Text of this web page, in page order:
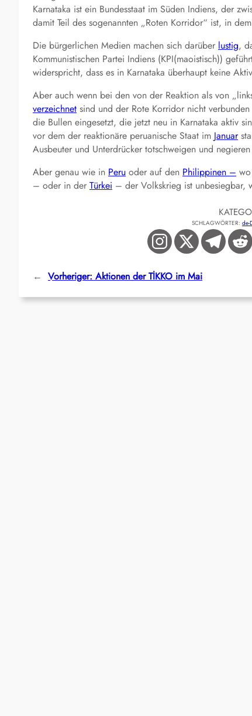
Karnataka ist ein Bundesstaat im Süden Indiens, der
damit Teil des sogenannten „Roten Korridor“ ist, in
Die bürgerlichen Medien machen sich darüber lustig,
Kommunistischen Partei Indiens (KPI(maoistisch))
widerspricht, dass es in Karnataka überhaupt keine
Aber auch wenn bei den von der Reaktion als von
verzeichnet sind und der Rote Korridor nicht
die Bullen eingesetzt, die jetzt neu in Karnataka aktiv
vor dem der reaktionäre peruanische Staat im Januar
Ausbeuter und Unterdrücker totschweigen und
Aber genau wie in Peru oder auf den Philippinen –
– oder in der Türkei – der Volkskrieg ist unbesiegbar,
SCHLAGWÖRTER: de-
← Vorheriger: Aktionen der TİKKO im Mai